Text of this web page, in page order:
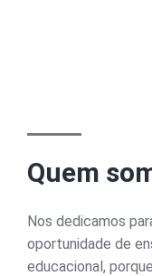
Quem
Nos dedicamos
oportunidade de
educacional,